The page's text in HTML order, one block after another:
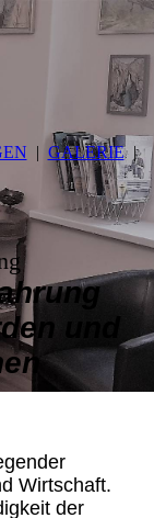
GALERIE
und
Wirtschaft.
der